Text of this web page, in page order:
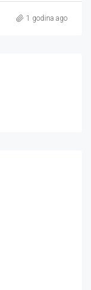
1 godina ago